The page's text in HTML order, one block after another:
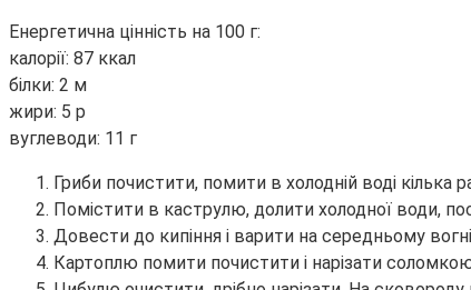
Енергетична цінність на 100 г:
калорії: 87 ккал
білки: 2 м
жири: 5 р
вуглеводи: 11 г
Гриби почистити, помити в холодній воді кілька
Помістити в каструлю, долити холодної води,
Довести до кипіння і варити на середньому
Картоплю помити почистити і нарізати